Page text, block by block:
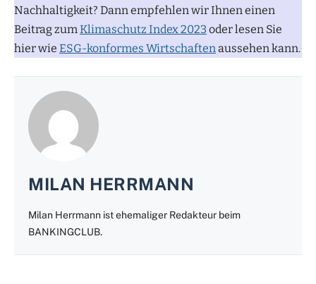
Nachhaltigkeit? Dann empfehlen wir Ihnen einen
Beitrag zumKlimaschutz Index 2023 oder lesen Sie
hier wie ESG-konformes Wirtschaftenaussehen kann.
MILAN HERRMANN
Milan Herrmann ist ehemaliger Redakteur beim
BANKINGCLUB.